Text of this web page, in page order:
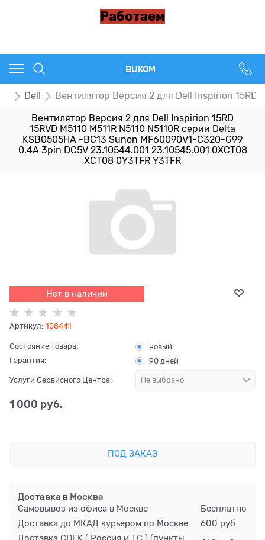
Работаем
BUKOM
Dell Вентилятор Версия 2 для Dell Inspirion 15RD
Вентилятор Версия 2 для Dell Inspirion 15RD
15RVD M5110 M511R N5110 N5110R серии Delta
KSB0505HA -BC13 Sunon MF60090V1-C320-G99
0.4A 3pin DC5V 23.10544.001 23.10545.001 0XCT08
XCT08 0Y3TFR Y3TFR
Нет в наличии
Артикул: 108441
Состояние товара:
новый
Гарантия:
90 дней
Услуги Сервисного Центра:
1 000 руб.
ПОД ЗАКАЗ
Доставка в Москва
Самовывоз из офиса в Москве
Бесплатно
Доставка до МКАД курьером по Москве
600 руб.